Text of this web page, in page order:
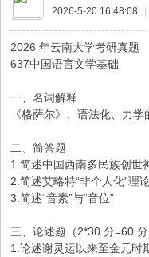
2026-5-20 16:48:08
2026 年云南大学考研真题
637中国语言文学基础
一、名词解释
《格萨尔》、语法化、力学
二、简答题
1.简述中国西南多民族创世
2.简述艾略特“非个人化”理
3.简述“音素”与“音位”
三、论述题（2*30 分=60 分
1.论述谢灵运以来至金元时